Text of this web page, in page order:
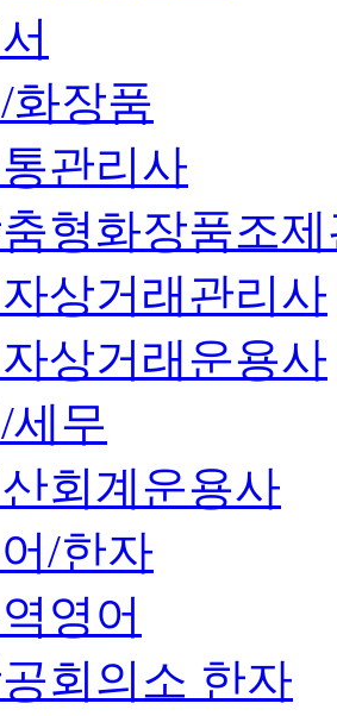
화장품
관리사
형화장품조
상거래관리사
상거래운용사
세무
회계운용사
/한자
영어
회의소 한자